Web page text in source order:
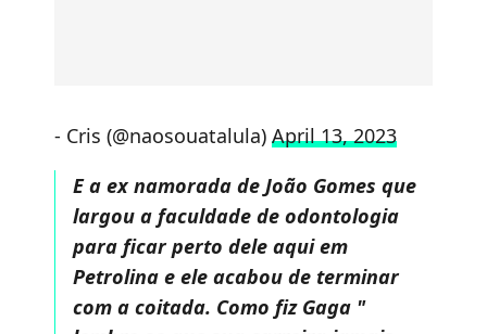
- Cris (@naosouatalula) April 13, 2023
E a ex namorada de João Gomes que
largou a faculdade de odontologia
para ficar perto dele aqui em
Petrolina e ele acabou de terminar
com a coitada. Como fiz Gaga "